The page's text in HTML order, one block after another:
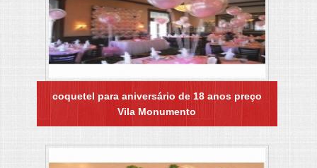
coquetel para aniversário de 18 anos preço
Vila Monumento